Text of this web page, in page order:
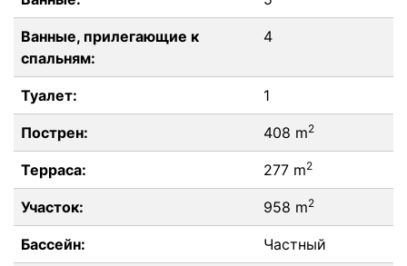
Ванные, прилегающие к
спальням:
4
Туалет: 1
Пострен: 408 m2
Терраса: 277 m2
Участок: 958 m2
Бассейн: Частный